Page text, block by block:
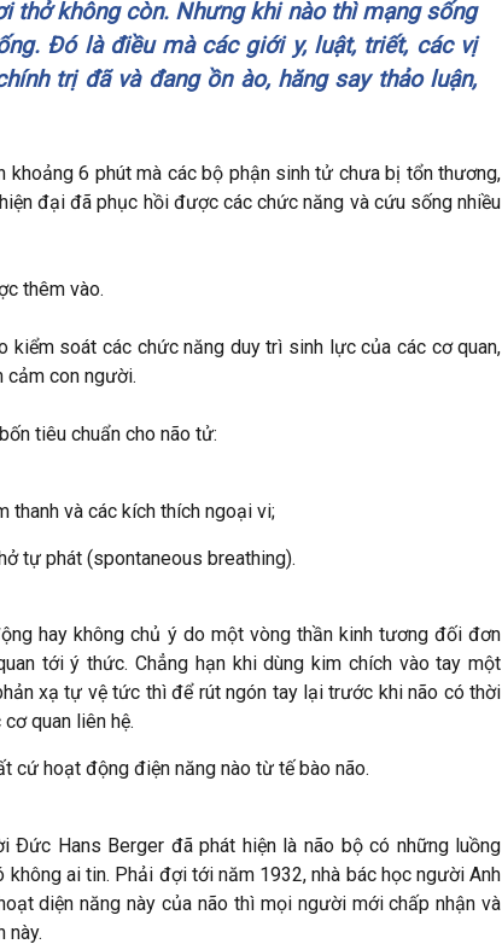
thở không còn. Nhưng khi nào thì mạng sống
Ðó là điều mà các giới y, luật, triết, các vị
trị đã và đang ồn ào, hăng say thảo luận,
6 phút mà các bộ phận sinh tử chưa bị tổn thương,
đại đã phục hồi được các chức năng và cứu sống nhiều
thêm vào.
kiểm soát các chức năng duy trì sinh lực của các cơ quan,
cảm con người.
tiêu chuẩn cho não tử:
thanh và các kích thích ngoại vi;
tự phát (spontaneous breathing).
hay không chủ ý do một vòng thần kinh tương đối đơn
tới ý thức. Chẳng hạn khi dùng kim chích vào tay một
xạ tự vệ tức thì để rút ngón tay lại trước khi não có thời
quan liên hệ.
cứ hoạt động điện năng nào từ tế bào não.
Ðức Hans Berger đã phát hiện là não bộ có những luồng
ai tin. Phải đợi tới năm 1932, nhà bác học người Anh
diện năng này của não thì mọi người mới chấp nhận và
này.